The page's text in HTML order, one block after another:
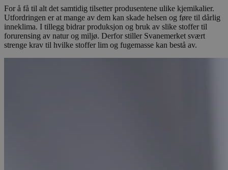
For å få til alt det samtidig tilsetter produsentene ulike kjemikalier.
Utfordringen er at mange av dem kan skade helsen og føre til dårlig
inneklima. I tillegg bidrar produksjon og bruk av slike stoffer til
forurensing av natur og miljø. Derfor stiller Svanemerket svært
strenge krav til hvilke stoffer lim og fugemasse kan bestå av.